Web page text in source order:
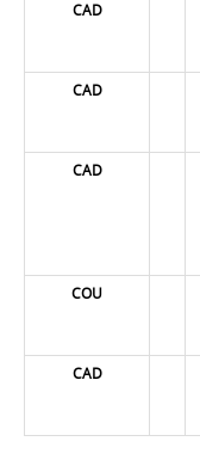
CAD
CAD
CAD
COU
CAD